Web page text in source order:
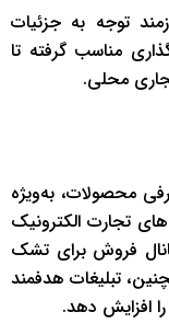
توجه به جزئیات
مناسب گرفته تا
محلی.
محصولات، به‌ویژه
تجارت الکترونیک
فروش برای تشک‌
تبلیغات هدفمند
افزایش دهد.